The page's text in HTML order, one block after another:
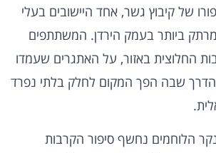
של קיבוץ גשר, אחד היישובים בעלי
ביותר בעמק הירדן. המשתתפים
החלוצית באזור, על האתגרים שעמדו
הדרך שבה הפך המקום לחלק בלתי נפרד
הלוחמים נחשף סיפור הקרבות